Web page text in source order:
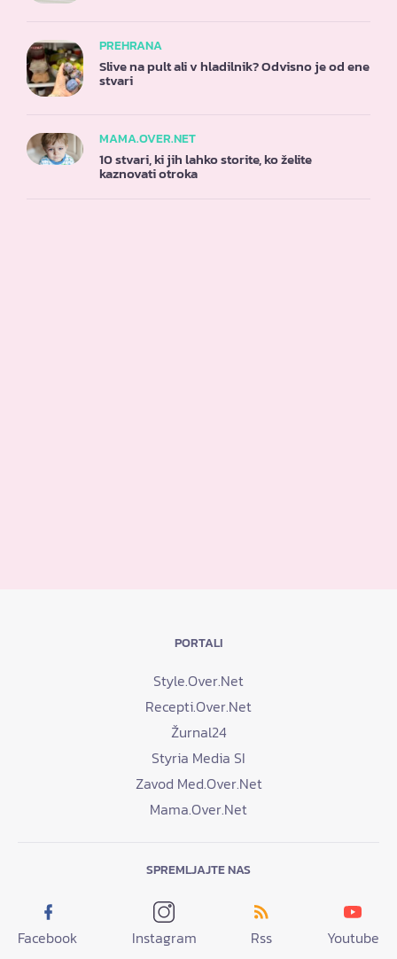
PREHRANA
Slive na pult ali v hladilnik? Odvisno je od ene
stvari
MAMA.OVER.NET
10 stvari, ki jih lahko storite, ko želite
kaznovati otroka
PORTALI
Style.Over.Net
Recepti.Over.Net
Žurnal24
Styria Media SI
Zavod Med.Over.Net
Mama.Over.Net
SPREMLJAJTE NAS
Facebook Instagram Rss Youtube